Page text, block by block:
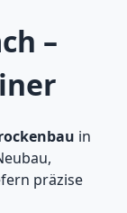
–
in
präzise